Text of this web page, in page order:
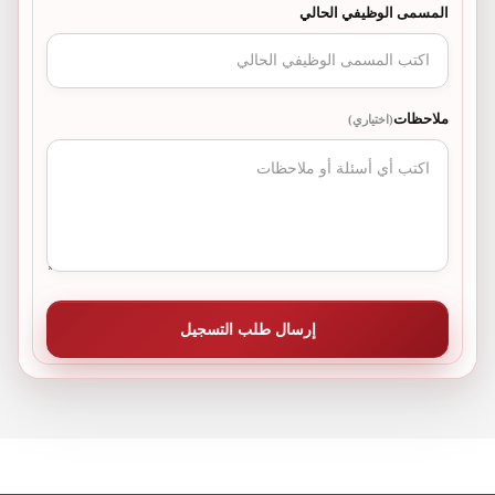
المسمى الوظيفي الحالي
ملاحظات(اختياري)